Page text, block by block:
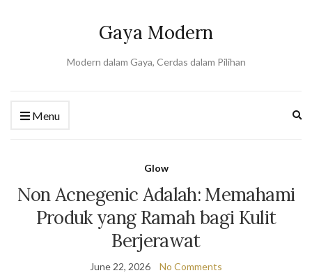
Gaya Modern
Modern dalam Gaya, Cerdas dalam Pilihan
Menu
Glow
Non Acnegenic Adalah: Memahami
Produk yang Ramah bagi Kulit
Berjerawat
June 22, 2026 No Comments